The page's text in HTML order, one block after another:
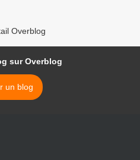
Overblog
sur Overblog
un blog